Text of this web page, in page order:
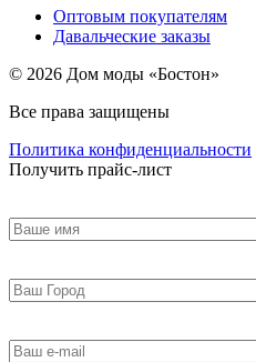
Оптовым покупателям
Давальческие заказы
© 2026 Дом моды «Бостон»
Все права защищены
Политика конфиденциальности
Получить прайс-лист